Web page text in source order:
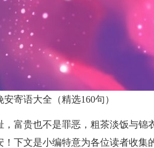
寄语大全（精选160句）
，富贵也不是罪恶，粗茶淡饭与
！下文是小编特意为各位读者收集